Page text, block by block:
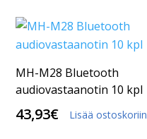
MH-M28 Bluetooth
audiovastaanotin 10 kpl
43,93€ Lisää ostoskoriin